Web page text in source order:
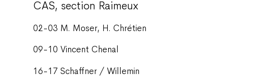
CAS, section Raimeux
02-03 M. Moser, H. Chrétien
09-10 Vincent Chenal
16-17 Schaffner / Willemin